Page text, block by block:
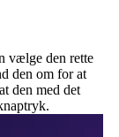
vælge den rette
den om for at
den med det